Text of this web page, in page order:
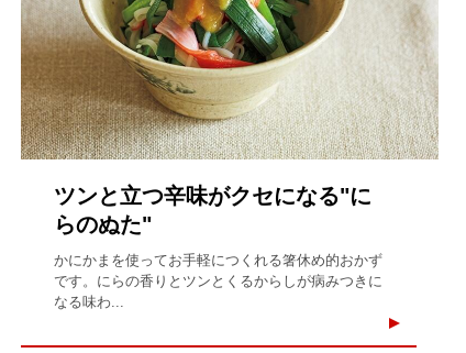
ツンと立つ辛味がクセになる"に
らのぬた"
かにかまを使ってお手軽につくれる箸休め的おかず
です。にらの香りとツンとくるからしが病みつきに
なる味わ...